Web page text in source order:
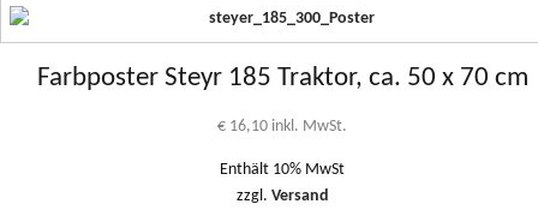
Farbposter Steyr 185 Traktor, ca. 50 x 70 cm
€ 16,10 inkl. MwSt.
Enthält 10% MwSt
zzgl. Versand